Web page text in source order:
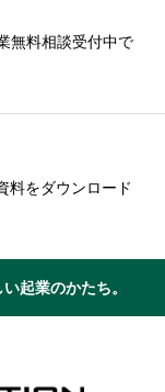
無料相談受付中で
料をダウンロード
起業のかたち。